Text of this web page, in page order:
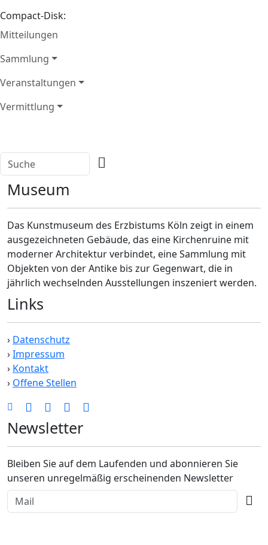
Compact-Disk:
Mitteilungen
Sammlung
Veranstaltungen
Vermittlung
Museum
Das Kunstmuseum des Erzbistums Köln zeigt in einem
ausgezeichneten Gebäude, das eine Kirchenruine mit
moderner Architektur verbindet, eine Sammlung mit
Objekten von der Antike bis zur Gegenwart, die in
jährlich wechselnden Ausstellungen inszeniert werden.
Links
› Datenschutz
›Impressum
› Kontakt
› Offene Stellen
Newsletter
Bleiben Sie auf dem Laufenden und abonnieren Sie
unseren unregelmäßig erscheinenden Newsletter